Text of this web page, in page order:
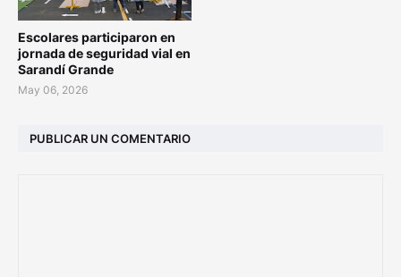
Escolares participaron en
jornada de seguridad vial en
Sarandí Grande
May 06, 2026
PUBLICAR UN COMENTARIO